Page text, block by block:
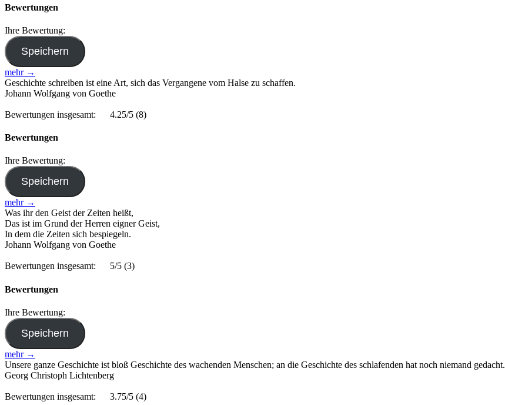
Bewertungen
Ihre Bewertung:
mehr →
Geschichte schreiben ist eine Art, sich das Vergangene vom Halse zu schaffen.
Johann Wolfgang von Goethe
Bewertungen insgesamt: 4.25/5 (8)
Bewertungen
Ihre Bewertung:
mehr →
Was ihr den Geist der Zeiten heißt,
Das ist im Grund der Herren eigner Geist,
In dem die Zeiten sich bespiegeln.
Johann Wolfgang von Goethe
Bewertungen insgesamt: 5/5 (3)
Bewertungen
Ihre Bewertung:
mehr →
Unsere ganze Geschichte ist bloß Geschichte des wachenden Menschen; an die Geschichte des schlafenden hat noch niemand gedacht.
Georg Christoph Lichtenberg
Bewertungen insgesamt: 3.75/5 (4)